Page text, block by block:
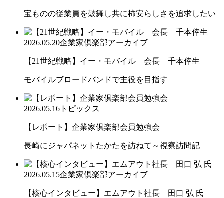
宝ものの従業員を鼓舞し共に柿安らしさを追求したい
2026.05.20企業家倶楽部アーカイブ
【21世紀戦略】イー・モバイル 会長 千本倖生
モバイルブロードバンドで主役を目指す
2026.05.16 トピックス
【レポート】企業家倶楽部会員勉強会
長崎にジャパネットたかたを訪ねて～視察訪問記
2026.05.15企業家倶楽部アーカイブ
【核心インタビュー】エムアウト社長 田口 弘 氏